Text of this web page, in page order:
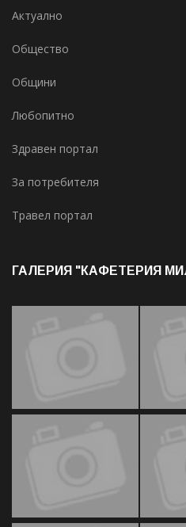
Актуално
Общество
Общини
Любопитно
Здравен портал
За потребителя
Травел портал
ГАЛЕРИЯ "КАФЕТЕРИЯ